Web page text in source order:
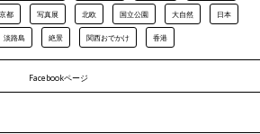
京都 写真展 北欧 国立公園 大自然 日本
淡路島 絶景 関西おでかけ 香港
Facebookページ